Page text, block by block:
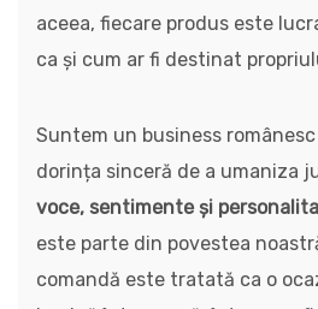
aceea, fiecare produs este
ca și cum ar fi destinat
Suntem un business
dorința sinceră de a umaniza
voce, sentimente și
este parte din povestea
comandă este tratată ca o